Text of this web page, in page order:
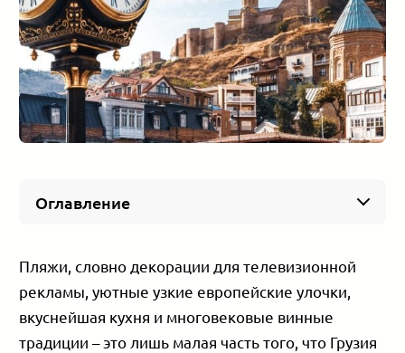
Оглавление
Грузия – бюджетная страна
Грузия очень безопасна
В Грузии гостеприимная социальная и
культурная среда
Пляжи, словно декорации для телевизионной
рекламы, уютные узкие европейские улочки,
вкуснейшая кухня и многовековые винные
традиции – это лишь малая часть того, что Грузия